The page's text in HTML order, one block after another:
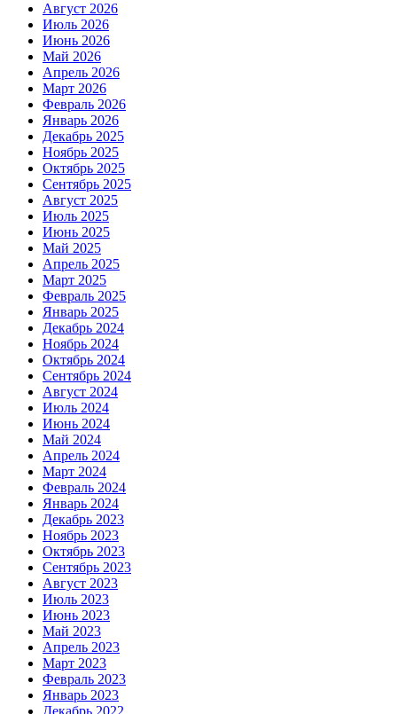
Август 2026
Июль 2026
Июнь 2026
Май 2026
Апрель 2026
Март 2026
Февраль 2026
Январь 2026
Декабрь 2025
Ноябрь 2025
Октябрь 2025
Сентябрь 2025
Август 2025
Июль 2025
Июнь 2025
Май 2025
Апрель 2025
Март 2025
Февраль 2025
Январь 2025
Декабрь 2024
Ноябрь 2024
Октябрь 2024
Сентябрь 2024
Август 2024
Июль 2024
Июнь 2024
Май 2024
Апрель 2024
Март 2024
Февраль 2024
Январь 2024
Декабрь 2023
Ноябрь 2023
Октябрь 2023
Сентябрь 2023
Август 2023
Июль 2023
Июнь 2023
Май 2023
Апрель 2023
Март 2023
Февраль 2023
Январь 2023
Декабрь 2022